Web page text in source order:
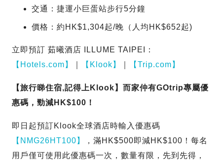
交通：捷運小巨蛋站步行5分鐘
價格：約HK$1,304起/晚（人均HK$652起)
立即預訂 茹曦酒店 ILLUME TAIPEI：
【Hotels.com】
【Klook】 【Trip.com】
【旅行睇住宿,記得上Klook】而家仲有GOtrip專屬優
惠碼，勁減HK$100！
即日起預訂Klook全球酒店時輸入優惠碼
【NMG26HT100】
，滿HK$500即減HK$100！每名
用戶僅可使用此優惠碼一次，數量有限，先到先得，